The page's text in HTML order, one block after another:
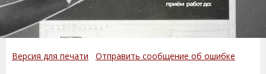
Версия для печати Отправить сообщение об ошибке